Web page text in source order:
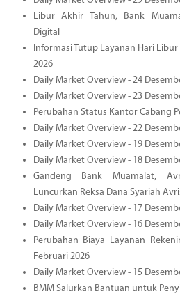
Libur Akhir Tahun, Bank
Digital
Informasi Tutup Layanan Hari
2026
Daily Market Overview - 24
Daily Market Overview - 23
Perubahan Status Kantor Cabang
Daily Market Overview - 22
Daily Market Overview - 19
Daily Market Overview - 18
Gandeng Bank Muamalat,
Luncurkan Reksa Dana Syariah
Daily Market Overview - 17
Daily Market Overview - 16
Perubahan Biaya Layanan
Februari 2026
Daily Market Overview - 15
BMM Salurkan Bantuan untuk